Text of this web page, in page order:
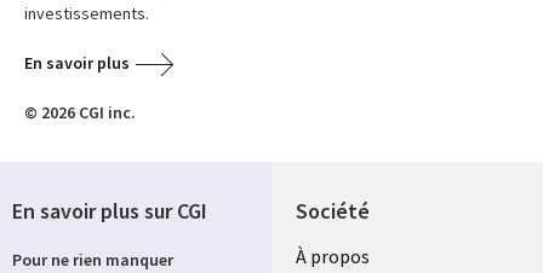
investissements.
En savoir plus
© 2026 CGI inc.
Société
À propos
En savoir plus sur CGI
Pour ne rien manquer